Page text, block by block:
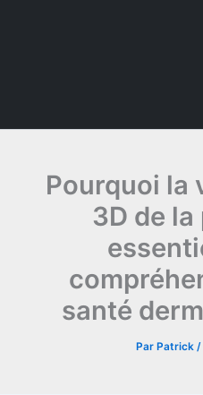
Pourquoi la
3D de
santé
Par Patrick /